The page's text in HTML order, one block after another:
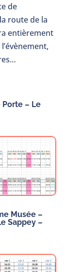
de
route de la
entièrement
– Le
Musée –
Sappey –